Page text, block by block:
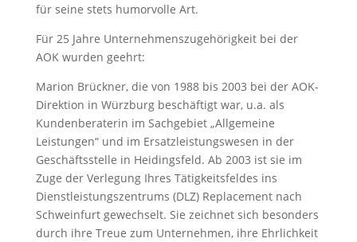
für seine stets humorvolle Art.
Für 25 Jahre Unternehmenszugehörigkeit bei der
AOK wurden geehrt:
Marion Brückner, die von 1988 bis 2003 bei der AOK-
Direktion in Würzburg beschäftigt war, u.a. als
Kundenberaterin im Sachgebiet „Allgemeine
Leistungen“ und im Ersatzleistungswesen in der
Geschäftsstelle in Heidingsfeld. Ab 2003 ist sie im
Zuge der Verlegung Ihres Tätigkeitsfeldes ins
Dienstleistungszentrums (DLZ) Replacement nach
Schweinfurt gewechselt. Sie zeichnet sich besonders
durch ihre Treue zum Unternehmen, ihre Ehrlichkeit